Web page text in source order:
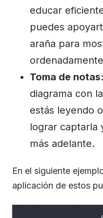
educar
puedes
araña para
Toma de notas:
diagrama con
estás leyendo
lograr captarla
más adelante.
En el siguiente
aplicación de estos